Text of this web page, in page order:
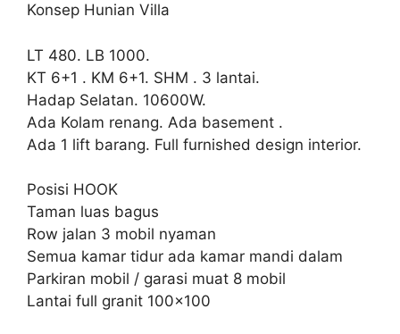
Konsep Hunian Villa
LT 480. LB 1000.
KT 6+1 . KM 6+1. SHM . 3 lantai.
Hadap Selatan. 10600W.
Ada Kolam renang. Ada basement .
Ada 1 lift barang. Full furnished design interior.
Posisi HOOK
Taman luas bagus
Row jalan 3 mobil nyaman
Semua kamar tidur ada kamar mandi dalam
Parkiran mobil / garasi muat 8 mobil
Lantai full granit 100×100